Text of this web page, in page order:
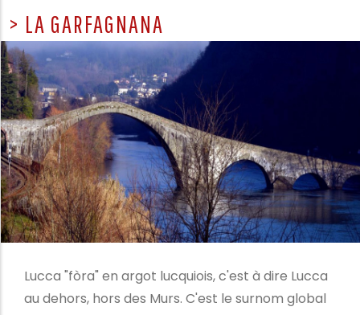
> LA GARFAGNANA
Lucca "fòra" en argot lucquiois, c'est à dire Lucca
au dehors, hors des Murs. C'est le surnom global